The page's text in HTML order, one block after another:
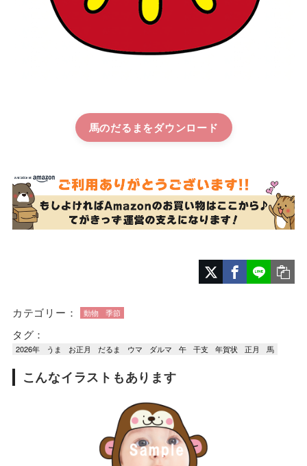
馬のだるま
カテゴリー： 動物 季節
タグ：
2026年 うま お正月 だるま ウマ ダルマ 午 干支 年賀状 正月 馬
こんなイラストもあります